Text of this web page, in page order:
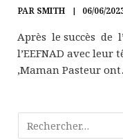
PAR SMITH 06/06/
Après le succès de
l’EEFNAD avec leur
,Maman Pasteur